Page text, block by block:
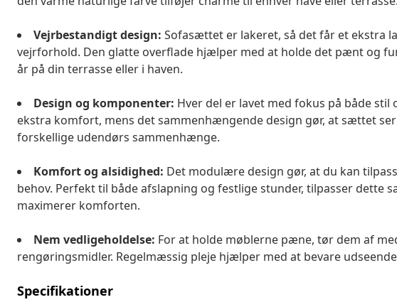
Vejrbestandigt design: Sofasættet er lakeret, så det får et ekstra
vejrforhold. Den glatte overflade hjælper med at holde det pænt og
år på din terrasse eller i haven.
Design og komponenter: Hver del er lavet med fokus på både
ekstra komfort, mens det sammenhængende design gør, at sættet
forskellige udendørs sammenhænge.
Komfort og alsidighed: Det modulære design gør, at du kan
behov. Perfekt til både afslapning og festlige stunder, tilpasser dette
maximerer komforten.
Nem vedligeholdelse: For at holde møblerne pæne, tør dem af
rengøringsmidler. Regelmæssig pleje hjælper med at bevare
Specifikationer